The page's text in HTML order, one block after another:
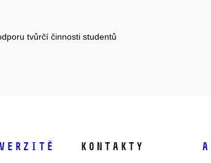
tvůrčí činnosti studentů
Kontakty